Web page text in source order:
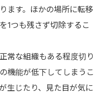
ます。ほかの場所に転移
1つも残さず切除するこ
常な組織もある程度切り
機能が低下してしまうこ
生じたり、見た目が気に